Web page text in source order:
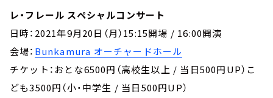
レ・フレール スペシャルコンサート
日時：2021年9月20日（月）15:15開場 / 16:00開演
会場： Bunkamura オーチャードホール
チケット：おとな6500円（高校生以上 / 当日500円UP）こ
ども3500円（小・中学生 / 当日500円UP）